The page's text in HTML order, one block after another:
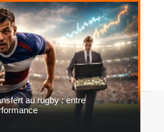
au rugby : entre
Mentions légales Sitemap